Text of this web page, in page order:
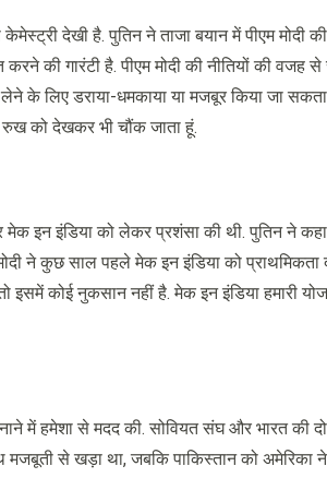
केमेस्ट्री देखी है. पुतिन ने ताजा बयान में पीएम मोदी
की गारंटी है. पीएम मोदी की नीतियों की
के लिए डराया-धमकाया या मजबूर किया जा
रुख को देखकर भी चौंक जाता हूं.
मेक इन इंडिया को लेकर प्रशंसा की थी. पुतिन ने कहा
ने कुछ साल पहले मेक इन इंडिया को प्राथमिकता
कोई नुकसान नहीं है. मेक इन इंडिया हमारी
में हमेशा से मदद की. सोवियत संघ और भारत की
से खड़ा था, जबकि पाकिस्तान को अमेरिका